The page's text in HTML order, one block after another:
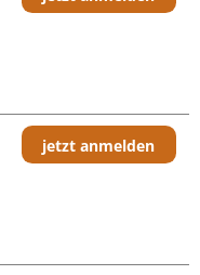
jetzt anmelden